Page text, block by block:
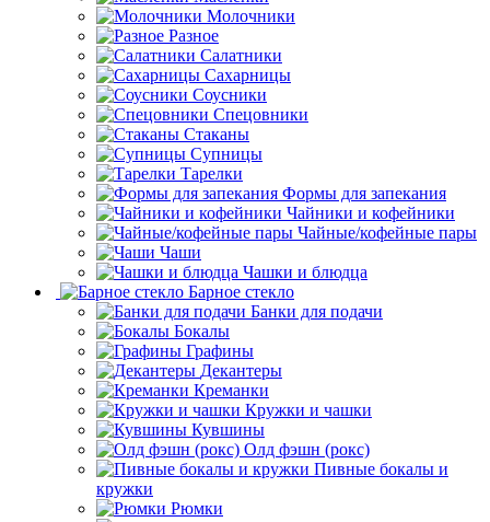
Молочники
Разное
Салатники
Сахарницы
Соусники
Спецовники
Стаканы
Супницы
Тарелки
Формы для запекания
Чайники и кофейники
Чайные/кофейные пары
Чаши
Чашки и блюдца
Барное стекло
Банки для подачи
Бокалы
Графины
Декантеры
Креманки
Кружки и чашки
Кувшины
Олд фэшн (рокс)
Пивные бокалы и
кружки
Рюмки